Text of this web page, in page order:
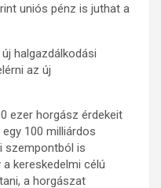
uniós pénz is juthat a
halgazdálkodási
az új
ezer horgász érdekeit
100 milliárdos
szempontból is
kereskedelmi célú
a horgászat